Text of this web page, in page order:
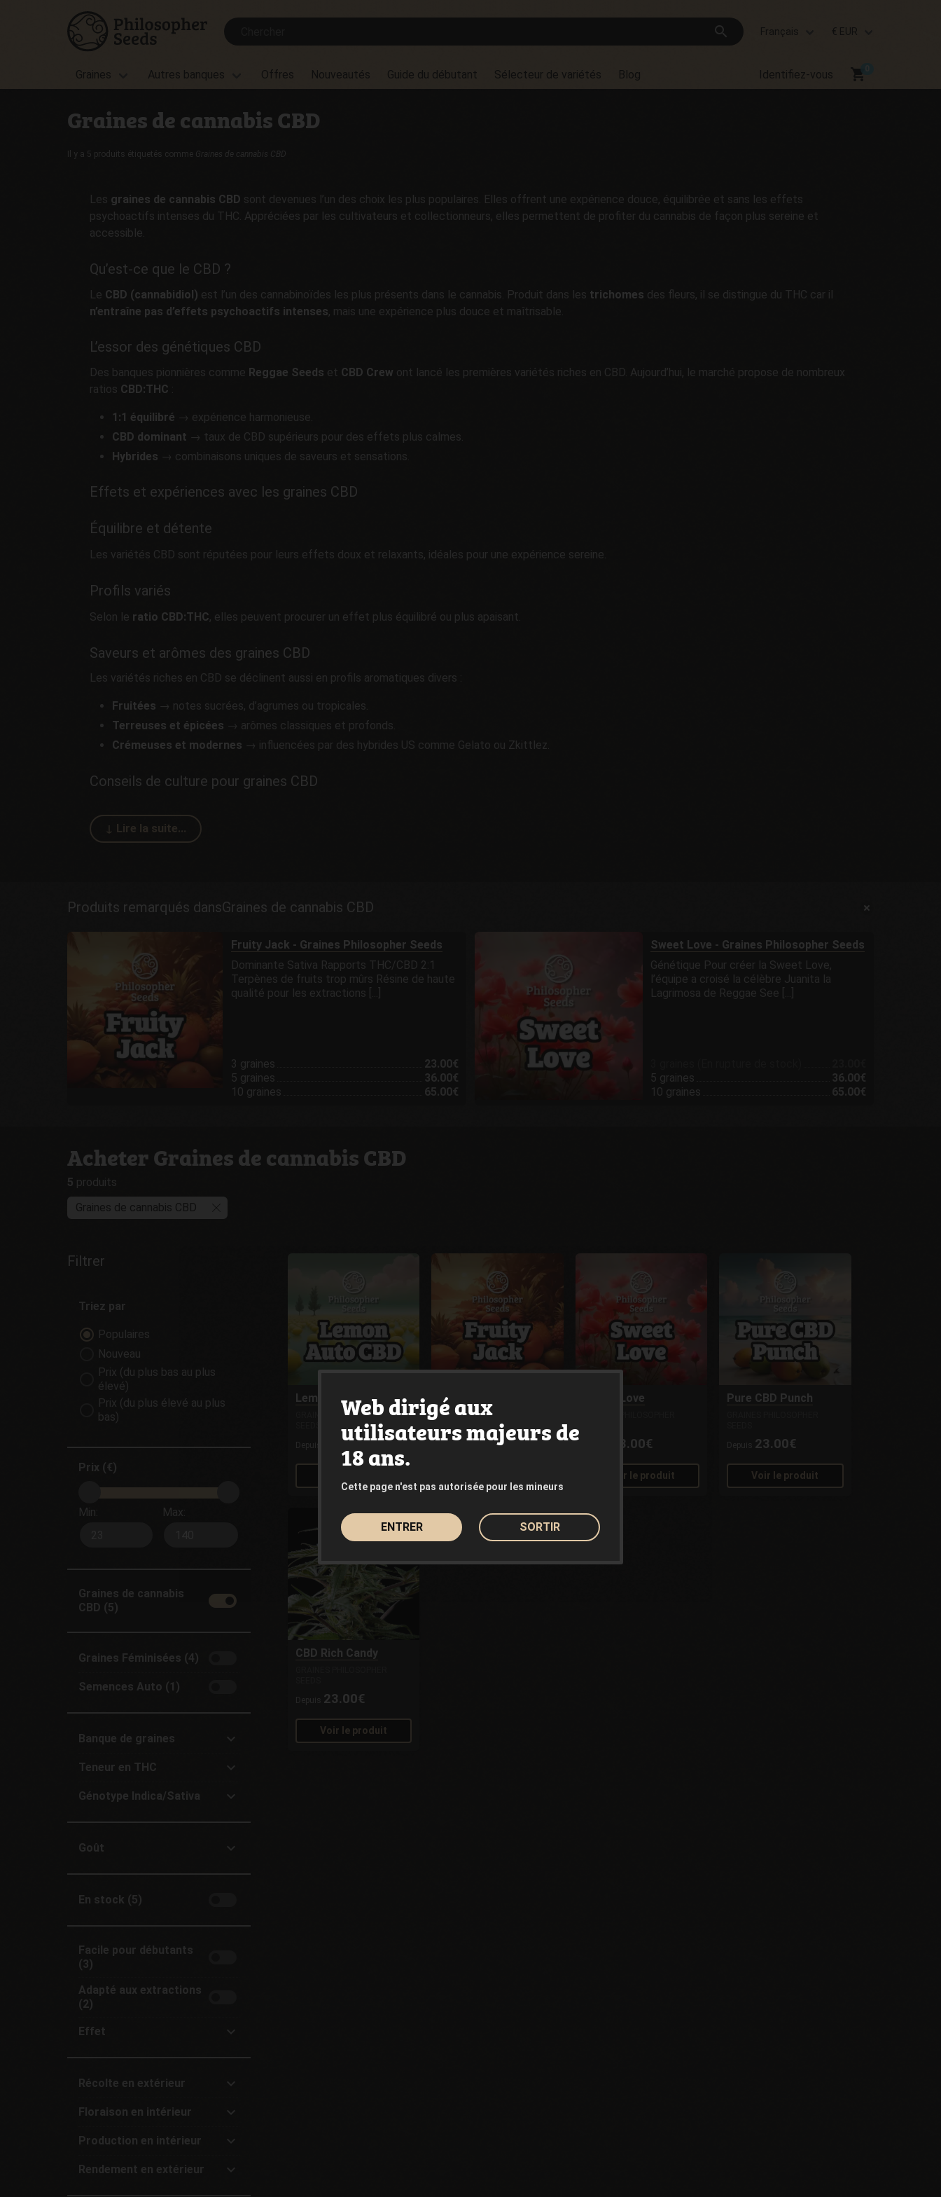
search Français € EUR
Graines Autres banques Offres Nouveautés Guide du débutant Sélecteur de variétés Blog Identifiez-vous shopping_cart
Graines de cannabis CBD
Il y a 5 produits étiquetés comme Graines de cannabis CBD
Les graines de cannabis CBD sont devenues l’un des choix les plus populaires. Elles offrent une expérience douce, équilibrée et sans les effets
psychoactifs intenses du THC. Appréciées par les cultivateurs et collectionneurs, elles permettent de profiter du cannabis de façon plus sereine et
accessible.
Qu’est-ce que le CBD ?
Le CBD (cannabidiol) est l’un des cannabinoïdes les plus présents dans le cannabis. Produit dans les trichomes des fleurs, il se distingue du THC car il
n’entraîne pas d’effets psychoactifs intenses, mais une expérience plus douce et maîtrisable.
L’essor des génétiques CBD
Des banques pionnières comme Reggae Seeds et CBD Crew ont lancé les premières variétés riches en CBD. Aujourd’hui, le marché propose de nombreux
ratios CBD:THC
1:1 équilibré → expérience harmonieuse.
CBD dominant → taux de CBD supérieurs pour des effets plus calmes.
Hybrides → combinaisons uniques de saveurs et sensations.
Effets et expériences avec les graines CBD
Équilibre et détente
Les variétés CBD sont réputées pour leurs effets doux et relaxants, idéales pour une expérience sereine.
Profils variés
Selon le ratio CBD:THC, elles peuvent procurer un effet plus équilibré ou plus apaisant.
Saveurs et arômes des graines CBD
Les variétés riches en CBD se déclinent aussi en profils aromatiques divers :
Fruitées → notes sucrées, d’agrumes ou tropicales.
Terreuses et épicées → arômes classiques et profonds.
Crémeuses et modernes → influencées par des hybrides US comme Gelato ou Zkittlez.
Conseils de culture pour graines CBD
Produits remarqués dansGraines de cannabis CBD
Fruity Jack - Graines Philosopher Seeds
Dominante Sativa Rapports THC/CBD 2:1
Terpènes de fruits trop mûrs Résine de haute
qualité pour les extractions [...]
3 graines
23.00€
5 graines
36.00€
10 graines
65.00€
Sweet Love - Graines Philosopher Seeds
Génétique Pour créer la Sweet Love,
l’équipe a croisé la célèbre Juanita la
Lagrimosa de Reggae See [...]
5 graines
36.00€
10 graines
65.00€
Acheter Graines de cannabis CBD
5 produits
Graines de cannabis CBD
Filtrer
Triez par
Populaires
Nouveau
Prix (du plus bas au plus
élevé)
Prix (du plus élevé au plus
bas)
Prix (€)
Min: Max:
Graines de cannabis
CBD (5)
Graines Féminisées (4)
Semences Auto (1)
Banque de graines
Teneur en THC
Élevé (15-25%) (2)
Moyen (1-15%) (2)
Faible (0-1%) (1)
Génotype Indica/Sativa
Goût
Citrique (2)
Haze (1)
Boisé (2)
En stock (5)
Facile pour débutants
(3)
Adapté aux extractions
(2)
Effet
Non psychoactif (1)
Récolte en extérieur
Standard (Automne) (5)
Floraison en intérieur
Rapide (-9 semaines) (4)
Standard (10-14 semaines)
Production en intérieur
Très élevée (+600 g/m2) (2)
Rendement en extérieur
Lemon Auto CBD
GRAINES PHILOSOPHER
Depuis
23.00€
Fruity Jack
GRAINES PHILOSOPHER
23.00€
Sweet Love
23.00€
Voir le produit
Pure CBD Punch
Depuis 23.00€
Voir le produit
CBD Rich Candy
Depuis 23.00€
Voir le produit
Web dirigé aux
utilisateurs majeurs de
18 ans.
Cette page n'est pas autorisée pour les mineurs
ENTRER SORTIR